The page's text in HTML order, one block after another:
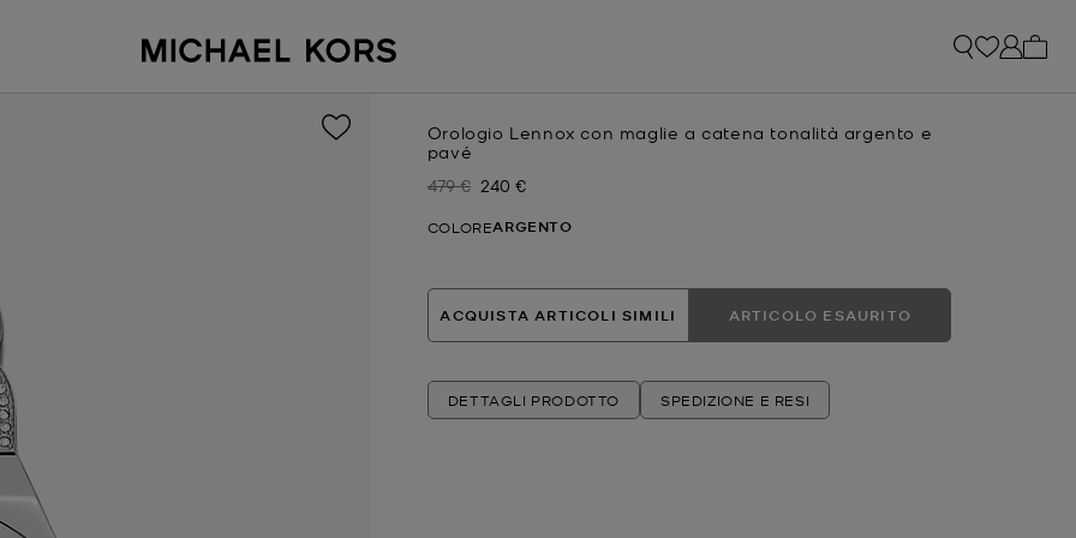
Orologio Lennox con maglie a catena tonalità argento e
pavé
Prezzo iniziale
479 € Prezzo attuale
240 €
COLOREARGENTO
ACQUISTA ARTICOLI SIMILI ARTICOLO ESAURITO
DETTAGLI PRODOTTO SPEDIZIONE E RESI